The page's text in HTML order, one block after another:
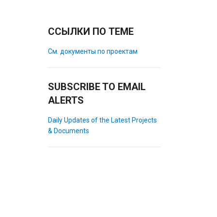
ССЫЛКИ ПО ТЕМЕ
См. документы по проектам
SUBSCRIBE TO EMAIL
ALERTS
Daily Updates of the Latest Projects
& Documents